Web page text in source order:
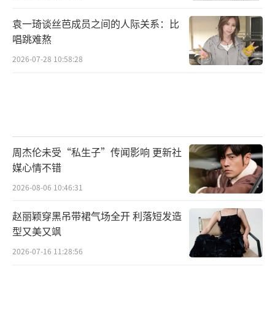
袁一琦谈丝芭成员之间的人际关系：比
唱跳难熬
2026-07-28 10:58:28
周杰伦未受“私生子”传闻影响 更新社
媒心情不错
2026-08-06 10:46:31
赵丽颖穿黑吊带裙气场全开 利落短发造
型又美又飒
2026-07-16 11:28:56